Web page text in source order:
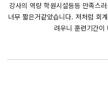
강사의 역량 학원시설등등 만족스
너무 짧은거같았습니다. 저처럼 회
려우니 훈련기간
BIM 건축설계 및 실내건축설계(캐드
React, Veu 프레임워크 기반 프론트엔드